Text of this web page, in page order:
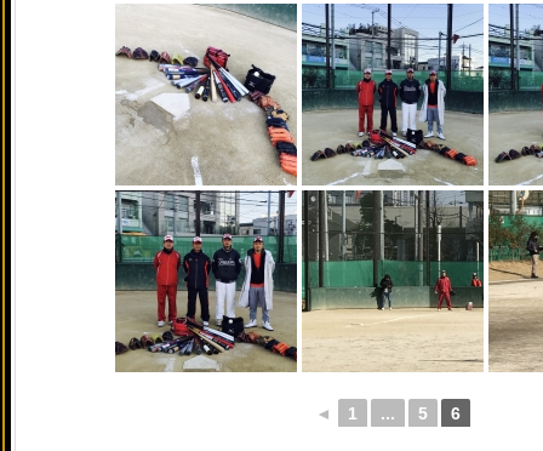
◄ 1 ... 5 6